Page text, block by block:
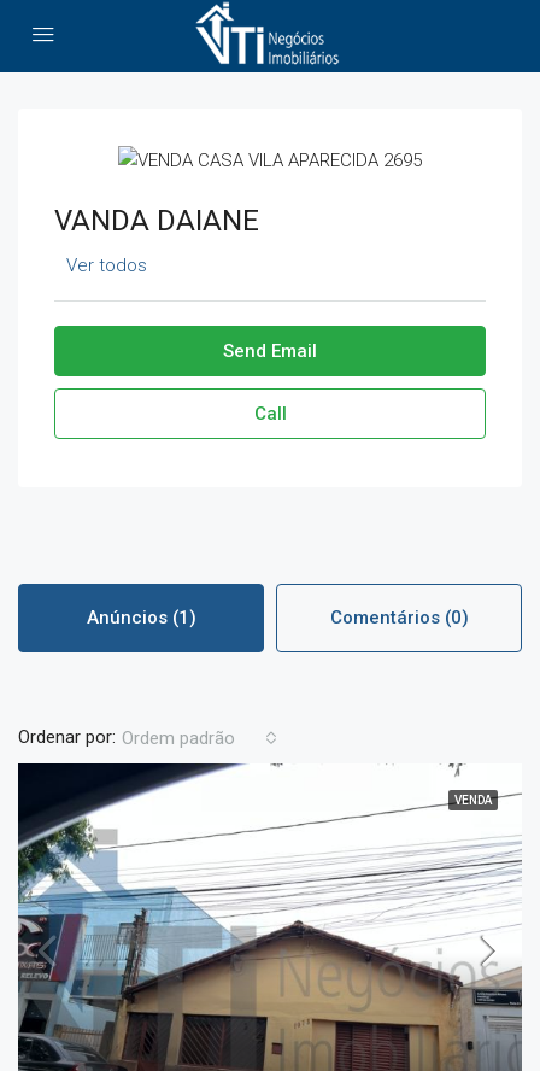
VANDA DAIANE
Ver todos
Send Email
Call
Anúncios (1) Comentários (0)
Ordenar por: Ordem padrão
VENDA